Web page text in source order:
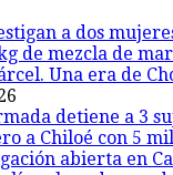
a dos
de mezcla de
Una era de
detiene a 3
a Chiloé con 5
abierta en